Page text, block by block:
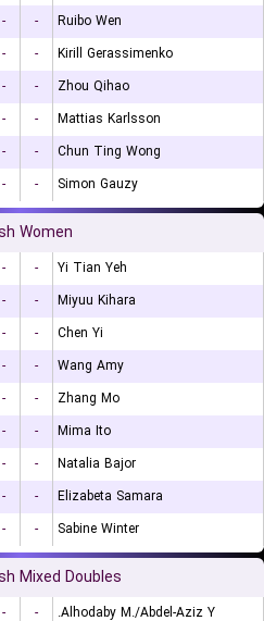
- -
Ruibo Wen
- -
Kirill Gerassimenko
- -
Zhou Qihao
- -
Mattias Karlsson
- -
Chun Ting Wong
- - Simon Gauzy
Women
- -
Yi Tian Yeh
- -
Miyuu Kihara
- -
Chen Yi
- -
Wang Amy
- -
Zhang Mo
- -
Mima Ito
- -
Natalia Bajor
- -
Elizabeta Samara
- - Sabine Winter
Mixed Doubles
- - Alhodaby M./Abdel-Aziz Y.